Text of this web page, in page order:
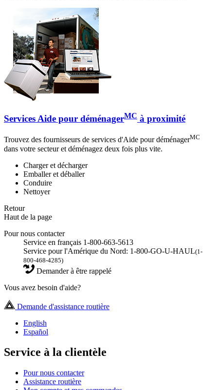
Services Aide pour déménagerMC à proximité
Trouvez des fournisseurs de services d'Aide pour déménagerMC
dans votre secteur et déménagez deux fois plus vite.
Charger et décharger
Emballer et déballer
Conduire
Nettoyer
Retour
Haut de la page
Pour nous contacter
Service en français 1-800-663-5613
Service pour l'Amérique du Nord: 1-800-GO-U-HAUL(1-
800-468-4285)
Demander à être rappelé
Vous avez besoin d'aide?
Demande d'assistance routière
English
Español
Service à la clientèle
Pour nous contacter
Assistance routière